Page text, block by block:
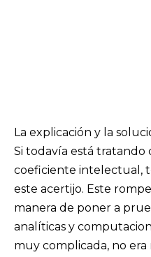
La explicación y la
Si todavía está
coeficiente intelectual,
este acertijo. Este
manera de poner a
analíticas y
muy complicada, no